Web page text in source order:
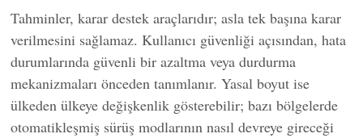
Tahminler, karar destek araçlarıdır; asla tek başına karar
verilmesini sağlamaz. Kullanıcı güvenliği açısından, hata
durumlarında güvenli bir azaltma veya durdurma
mekanizmaları önceden tanımlanır. Yasal boyut ise
ülkeden ülkeye değişkenlik gösterebilir; bazı bölgelerde
otomatikleşmiş sürüş modlarının nasıl devreye gireceği